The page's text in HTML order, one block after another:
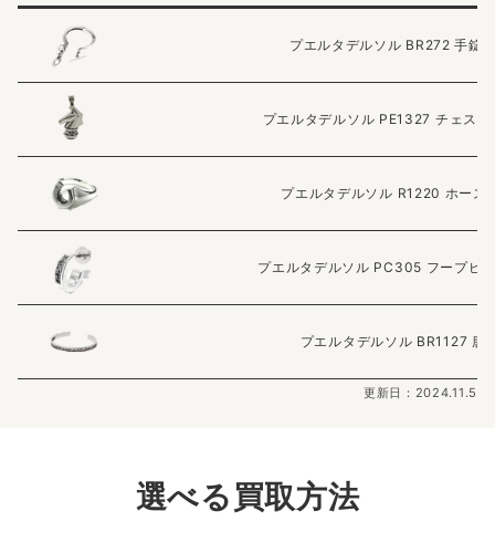
プエルタデルソル BR272 手錠
プエルタデルソル PE1327 チェス
プエルタデルソル R1220 ホース
プエルタデルソル PC305 フープピ
プエルタデルソル BR1127 唐
更新日：2024.11.5
選べる買取方法